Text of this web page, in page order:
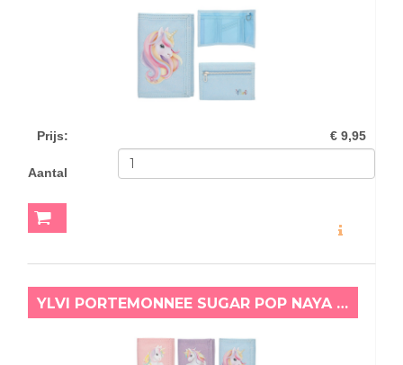
Prijs: € 9,95
Aantal
YLVI PORTEMONNEE SUGAR POP NAYA ROZE